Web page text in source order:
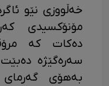
خەڵووزی نێو
مۆنۆکسیدی
دەکات کە
سەرەگێژە
بەهۆی گەرمای